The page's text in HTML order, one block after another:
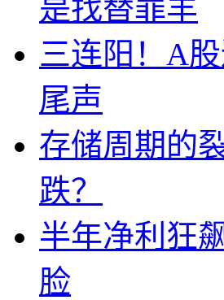
是找替罪羊
三连阳！A
尾声
存储周期的
跌？
半年净利狂
脸